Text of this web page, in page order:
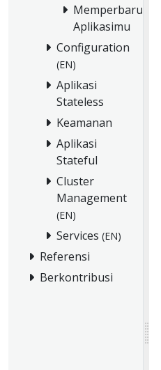
Memperbarui
Aplikasimu
Configuration
(EN)
Aplikasi
Stateless
Keamanan
Aplikasi
Stateful
Cluster
Management
(EN)
Services (EN)
Referensi
Berkontribusi